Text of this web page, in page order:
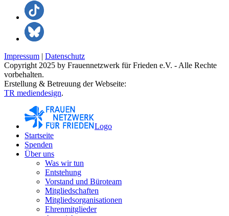
Impressum | Datenschutz
Copyright 2025 by Frauennetzwerk für Frieden e.V. - Alle Rechte
vorbehalten.
Erstellung & Betreuung der Webseite:
TR mediendesign.
Logo
Startseite
Spenden
Über uns
Was wir tun
Entstehung
Vorstand und Büroteam
Mitgliedschaften
Mitgliedsorganisationen
Ehrenmitglieder